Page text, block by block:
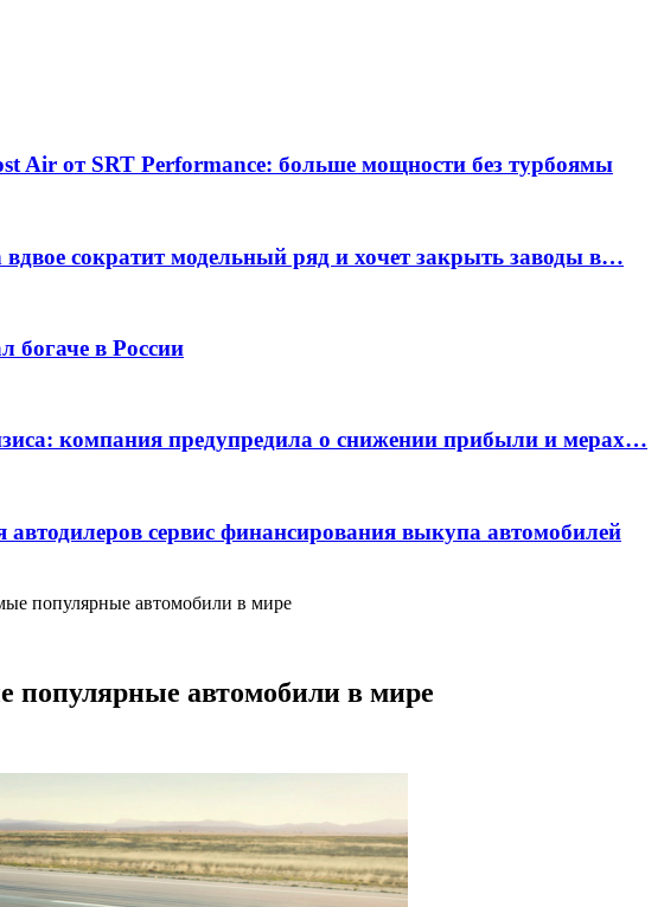
Air от SRT Performance: больше мощности без турбоямы
сократит модельный ряд и хочет закрыть заводы в…
богаче в России
компания предупредила о снижении прибыли и мерах…
автодилеров сервис финансирования выкупа автомобилей
популярные автомобили в мире
популярные автомобили в мире